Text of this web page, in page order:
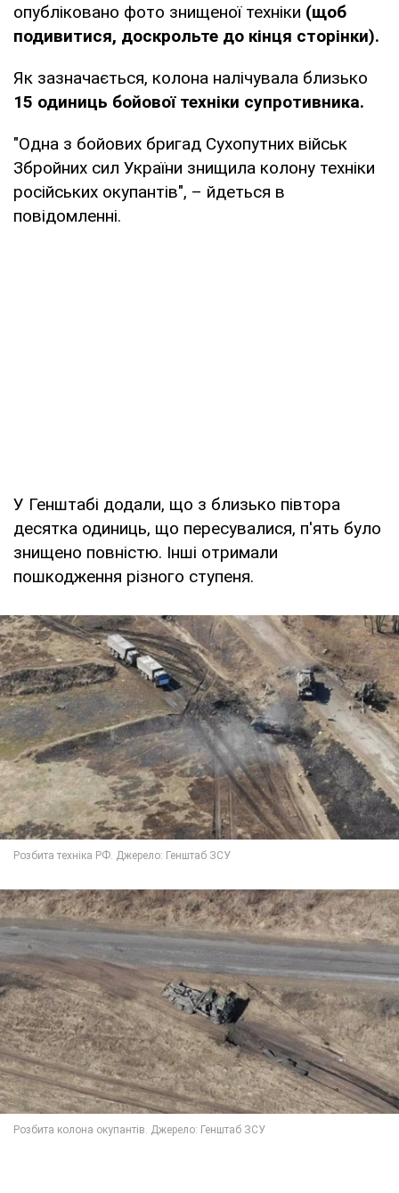
опубліковано фото знищеної техніки (щоб
подивитися, доскрольте до кінця сторінки).
Як зазначається, колона налічувала близько
15 одиниць бойової техніки супротивника.
"Одна з бойових бригад Сухопутних військ
Збройних сил України знищила колону техніки
російських окупантів", – йдеться в
повідомленні.
У Генштабі додали, що з близько півтора
десятка одиниць, що пересувалися, п'ять було
знищено повністю. Інші отримали
пошкодження різного ступеня.